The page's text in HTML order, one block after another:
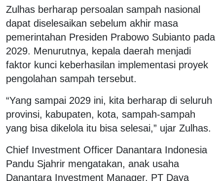
Zulhas berharap persoalan sampah nasional
dapat diselesaikan sebelum akhir masa
pemerintahan Presiden Prabowo Subianto pada
2029. Menurutnya, kepala daerah menjadi
faktor kunci keberhasilan implementasi proyek
pengolahan sampah tersebut.
“Yang sampai 2029 ini, kita berharap di seluruh
provinsi, kabupaten, kota, sampah-sampah
yang bisa dikelola itu bisa selesai,” ujar Zulhas.
Chief Investment Officer Danantara Indonesia
Pandu Sjahrir mengatakan, anak usaha
Danantara Investment Manager, PT Daya